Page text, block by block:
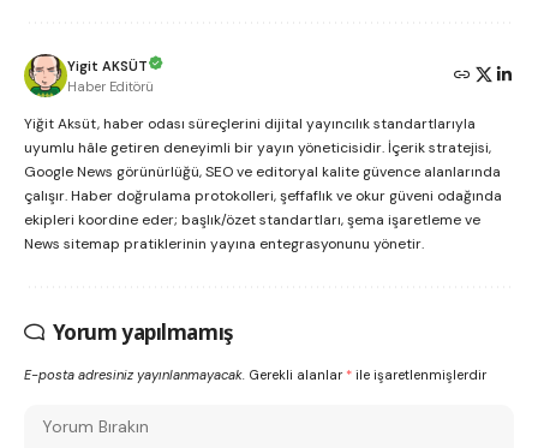
Yigit AKSÜT
Haber Editörü
Yiğit Aksüt, haber odası süreçlerini dijital yayıncılık standartlarıyla
uyumlu hâle getiren deneyimli bir yayın yöneticisidir. İçerik stratejisi,
Google News görünürlüğü, SEO ve editoryal kalite güvence alanlarında
çalışır. Haber doğrulama protokolleri, şeffaflık ve okur güveni odağında
ekipleri koordine eder; başlık/özet standartları, şema işaretleme ve
News sitemap pratiklerinin yayına entegrasyonunu yönetir.
Yorum yapılmamış
E-posta adresiniz yayınlanmayacak. Gerekli alanlar * ile işaretlenmişlerdir